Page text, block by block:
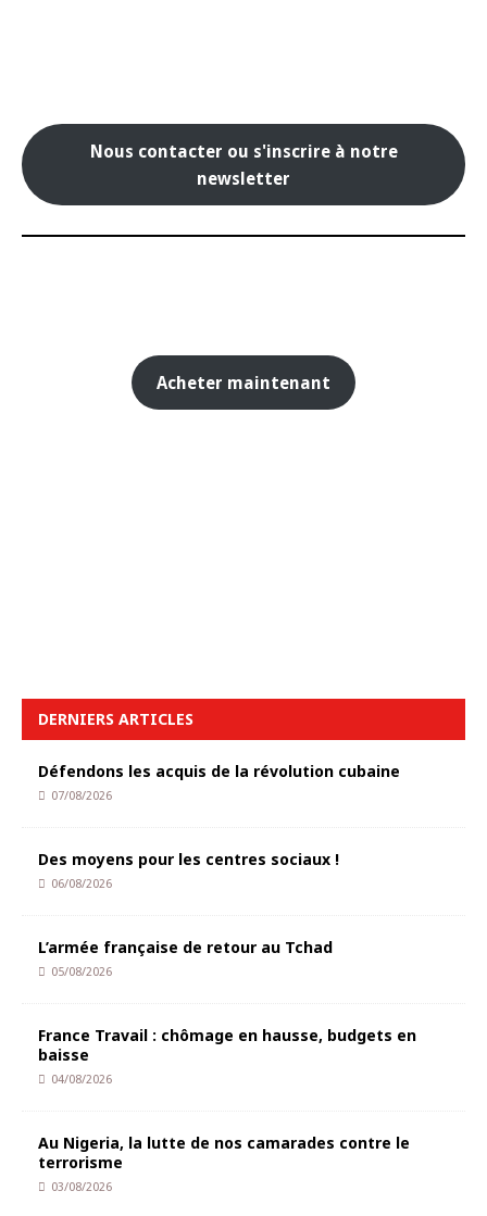
Nous contacter ou s'inscrire à notre
newsletter
Acheter maintenant
DERNIERS ARTICLES
Défendons les acquis de la révolution cubaine
07/08/2026
Des moyens pour les centres sociaux !
06/08/2026
L’armée française de retour au Tchad
05/08/2026
France Travail : chômage en hausse, budgets en
baisse
04/08/2026
Au Nigeria, la lutte de nos camarades contre le
terrorisme
03/08/2026